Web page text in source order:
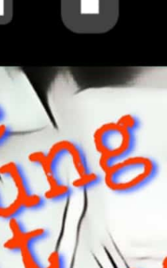
3. April 2021
Bangueses
00:00